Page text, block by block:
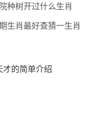
种树开过什么生肖
生肖最好查猜一生肖
才的简单介绍